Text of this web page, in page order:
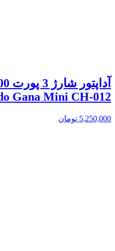
Gana Mini CH-012
5,250,000 تومان